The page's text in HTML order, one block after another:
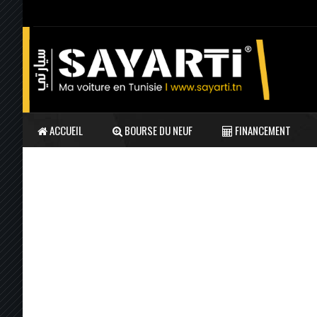
ACCUEIL BOURSE DU NEUF FINANCEMENT